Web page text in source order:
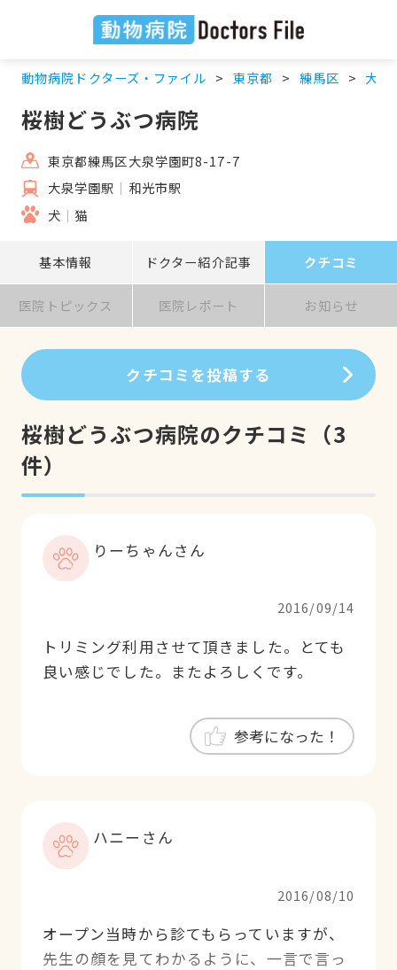
動物病院ドクターズ・ファイル 東京都 練馬区 大泉
桜樹どうぶつ病院
東京都練馬区大泉学園町8-17-7
大泉学園駅
和光市駅
犬
猫
基本情報 ドクター紹介記事 クチコミ
医院トピックス 医院レポート お知らせ
クチコミを投稿する
桜樹どうぶつ病院のクチコミ （3
件）
りーちゃんさん
2016/09/14
トリミング利用させて頂きました。とても
良い感じでした。またよろしくです。
参考になった！
ハニーさん
2016/08/10
オープン当時から診てもらっていますが、
先生の顔を見てわかるように、一言で言っ